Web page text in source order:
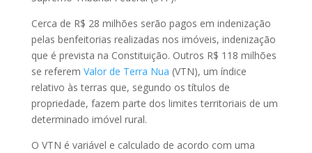
Cerca de R$ 28 milhões serão pagos em indenização
pelas benfeitorias realizadas nos imóveis, indenização
que é prevista na Constituição. Outros R$ 118 milhões
se referem Valor de Terra Nua (VTN), um índice
relativo às terras que, segundo os títulos de
propriedade, fazem parte dos limites territoriais de um
determinado imóvel rural.
O VTN é variável e calculado de acordo com uma